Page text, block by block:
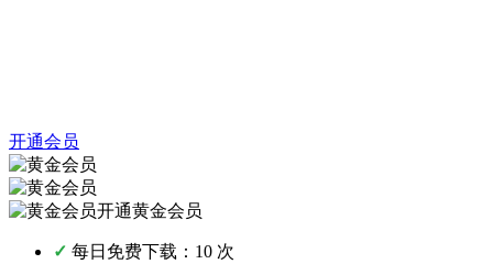
开通会员
开通黄金会员
✓ 每日免费下载：10 次